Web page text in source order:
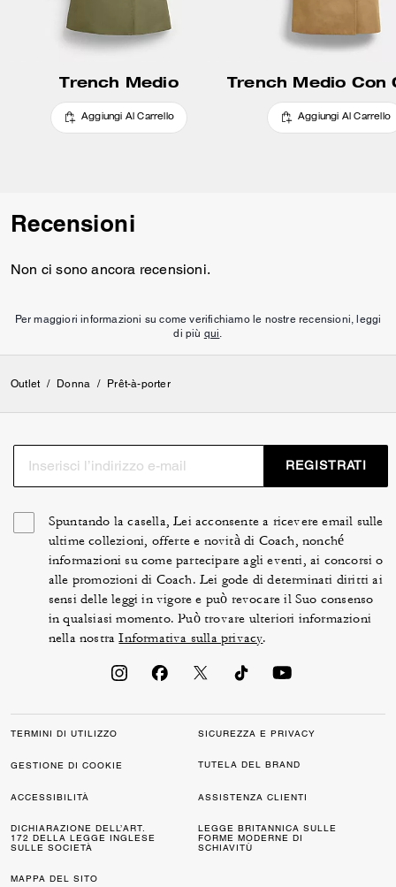
Trench Medio
Aggiungi Al Carrello Aggiungi Al Carrello
Recensioni
Non ci sono ancora recensioni.
Per maggiori informazioni su come verifichiamo le nostre recensioni, leggi
di più qui.
Outlet / Donna / Prêt-à-porter
REGISTRATI
Spuntando la casella, Lei acconsente a ricevere email sulle
ultime collezioni, offerte e novità di Coach, nonché
informazioni su come partecipare agli eventi, ai concorsi o
alle promozioni di Coach. Lei gode di determinati diritti ai
sensi delle leggi in vigore e può revocare il Suo consenso
in qualsiasi momento. Può trovare ulteriori informazioni
nella nostraInformativa sulla privacy.
TERMINI DI UTILIZZO SICUREZZA E PRIVACY
GESTIONE DI COOKIE TUTELA DEL BRAND
ACCESSIBILITÀ ASSISTENZA CLIENTI
DICHIARAZIONE DELL’ART.
172 DELLA LEGGE INGLESE
SULLE SOCIETÀ
LEGGE BRITANNICA SULLE
FORME MODERNE DI
SCHIAVITÙ
MAPPA DEL SITO